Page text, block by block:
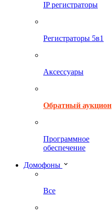
IP регистраторы
Регистраторы 5в1
Аксессуары
Обратный аукцион
Программное
обеспечение
Домофоны
Все